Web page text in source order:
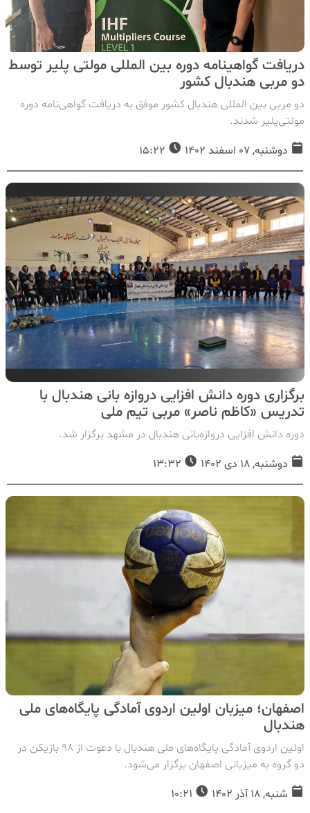
دریافت گواهینامه دوره بین المللی مولتی پلیر توسط
دو مربی هندبال کشور
دو مربی بین المللی هندبال کشور موفق به دریافت گواهی‌نامه دوره
مولتی‌پلیر شدند.
دوشنبه, 07 اسفند 1402
برگزاری دوره دانش افزایی دروازه بانی هندبال با
تدریس «کاظم ناصر» مربی تیم ملی
دوره دانش افزایی دروازه‌بانی هندبال در مشهد برگزار شد.
دوشنبه, 18 دی 1402
اصفهان؛ میزبان اولین اردوی آمادگی پایگاه‌های ملی
هندبال
اولین اردوی آمادگی پایگاه‌های ملی هندبال با دعوت از 98 بازیکن در
دو گروه به میزبانی اصفهان برگزار می‌شود.
شنبه, 18 آذر 1402